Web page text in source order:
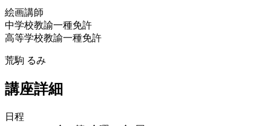
絵画講師
中学校教諭一種免許
高等学校教諭一種免許
荒駒 るみ
講座詳細
日程